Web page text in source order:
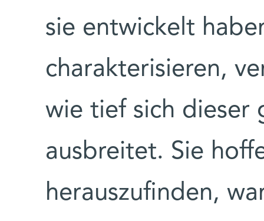
sie entwickelt
charakterisieren,
wie tief sich dieser
ausbreitet. Sie
herauszufinden,